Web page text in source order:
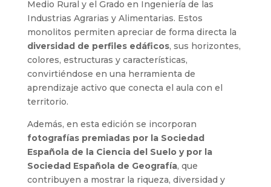
Medio Rural y el Grado en Ingeniería de las
Industrias Agrarias y Alimentarias. Estos
monolitos permiten apreciar de forma directa la
diversidad de perfiles edáficos, sus horizontes,
colores, estructuras y características,
convirtiéndose en una herramienta de
aprendizaje activo que conecta el aula con el
territorio.
Además, en esta edición se incorporan
fotografías premiadas por la Sociedad
Española de la Ciencia del Suelo y por la
Sociedad Española de Geografía, que
contribuyen a mostrar la riqueza, diversidad y